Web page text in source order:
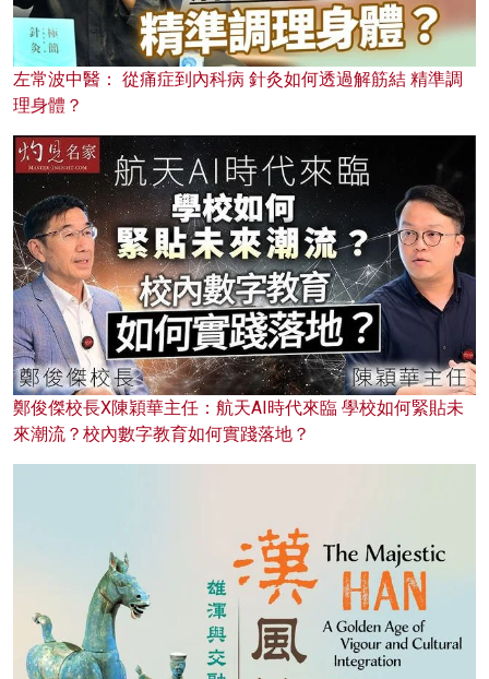
左常波中醫： 從痛症到內科病 針灸如何透過解筋結 精準調
理身體？
鄭俊傑校長X陳穎華主任：航天AI時代來臨 學校如何緊貼未
來潮流？校內數字教育如何實踐落地？